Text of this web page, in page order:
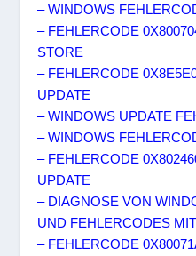
– WINDOWS
– FEHLERCODE
STORE
– FEHLERCODE
UPDATE
– WINDOWS UPDATE
– WINDOWS
– FEHLERCODE
UPDATE
– DIAGNOSE VON
UND FEHLERCODES
– FEHLERCODE